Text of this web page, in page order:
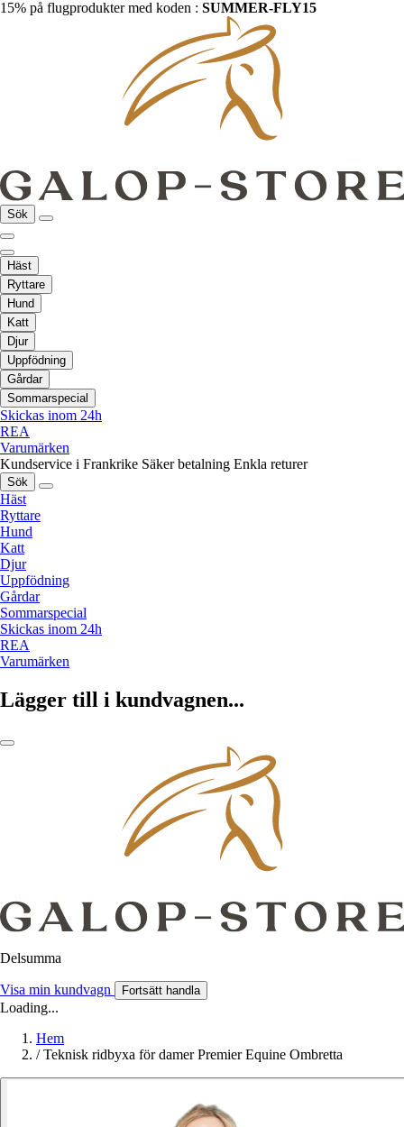
15% på flugprodukter med koden : SUMMER-FLY15
Sök
Häst
Ryttare
Hund
Katt
Djur
Uppfödning
Gårdar
Sommarspecial
Skickas inom 24h
REA
Varumärken
Kundservice i Frankrike Säker betalning Enkla returer
Sök
Häst
Ryttare
Hund
Katt
Djur
Uppfödning
Gårdar
Sommarspecial
Skickas inom 24h
REA
Varumärken
Lägger till i kundvagnen...
Delsumma
Visa min kundvagn Fortsätt handla
Loading...
Hem
/ Teknisk ridbyxa för damer Premier Equine Ombretta